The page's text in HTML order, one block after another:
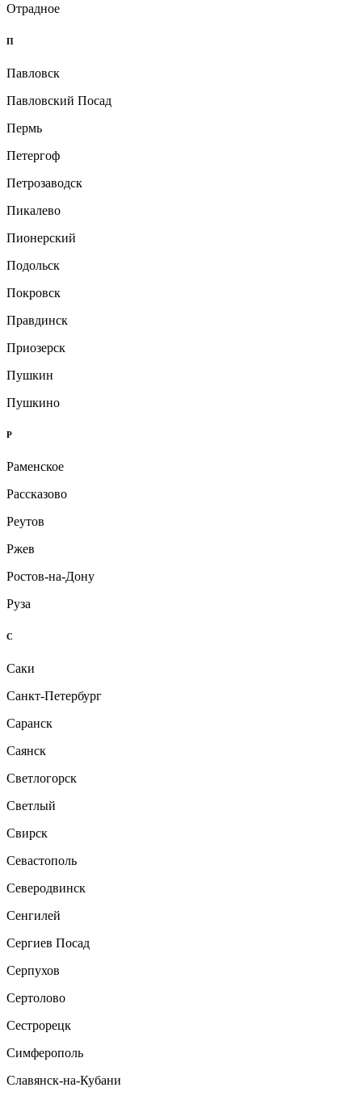
Отрадное
П
Павловск
Павловский Посад
Пермь
Петергоф
Петрозаводск
Пикалево
Пионерский
Подольск
Покровск
Правдинск
Приозерск
Пушкин
Пушкино
Р
Раменское
Рассказово
Реутов
Ржев
Ростов-на-Дону
Руза
С
Саки
Санкт-Петербург
Саранск
Саянск
Светлогорск
Светлый
Свирск
Севастополь
Северодвинск
Сенгилей
Сергиев Посад
Серпухов
Сертолово
Сестрорецк
Симферополь
Славянск-на-Кубани